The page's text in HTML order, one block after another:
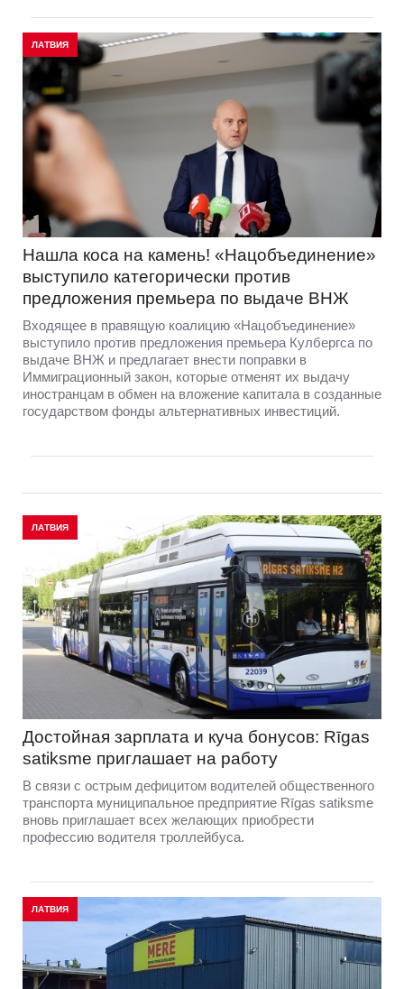
ЛАТВИЯ
Нашла коса на камень! «Нацобъединение»
выступило категорически против
предложения премьера по выдаче ВНЖ
Входящее в правящую коалицию «Нацобъединение»
выступило против предложения премьера Кулбергса по
выдаче ВНЖ и предлагает внести поправки в
Иммиграционный закон, которые отменят их выдачу
иностранцам в обмен на вложение капитала в созданные
государством фонды альтернативных инвестиций.
ЛАТВИЯ
Достойная зарплата и куча бонусов: Rīgas
satiksme приглашает на работу
В связи с острым дефицитом водителей общественного
транспорта муниципальное предприятие Rīgas satiksme
вновь приглашает всех желающих приобрести
профессию водителя троллейбуса.
ЛАТВИЯ